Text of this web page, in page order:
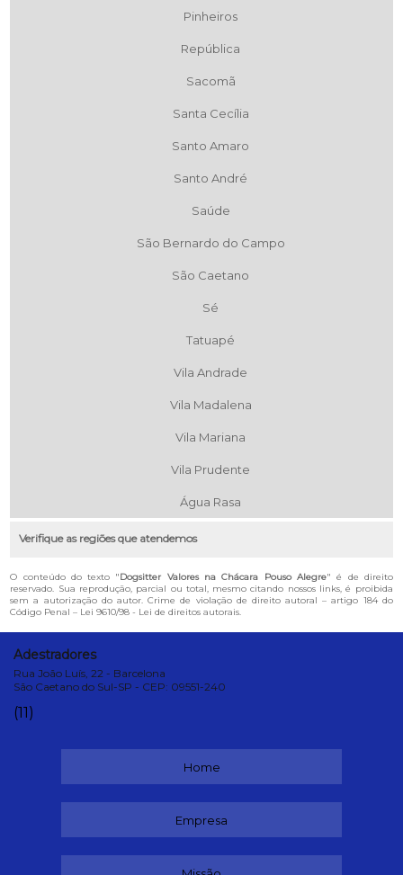
Pinheiros
República
Sacomã
Santa Cecília
Santo Amaro
Santo André
Saúde
São Bernardo do Campo
São Caetano
Sé
Tatuapé
Vila Andrade
Vila Madalena
Vila Mariana
Vila Prudente
Água Rasa
Verifique as regiões que atendemos
O conteúdo do texto "Dogsitter Valores na Chácara Pouso Alegre" é de direito
reservado. Sua reprodução, parcial ou total, mesmo citando nossos links, é proibida
sem a autorização do autor. Crime de violação de direito autoral – artigo 184 do
Código Penal – Lei 9610/98 - Lei de direitos autorais.
Adestradores
Rua João Luís, 22 - Barcelona
São Caetano do Sul-SP - CEP: 09551-240
(11)
Home
Empresa